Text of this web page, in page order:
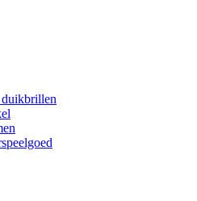
duikbrillen